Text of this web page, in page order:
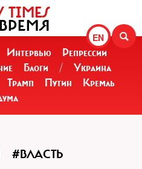
EN
TIMES
Интервью
Репрессии
Блоги /
Украина
Трамп Путин
Кремль
#ВЛАСТЬ